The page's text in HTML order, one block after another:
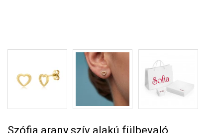
Szófia arany szív alakú fülbevaló